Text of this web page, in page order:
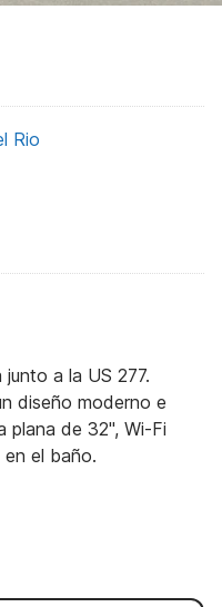
Rio
a la US 277.
diseño moderno e
plana de 32", Wi-Fi
el baño.